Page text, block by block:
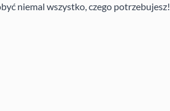
niemal wszystko, czego potrzebujesz!